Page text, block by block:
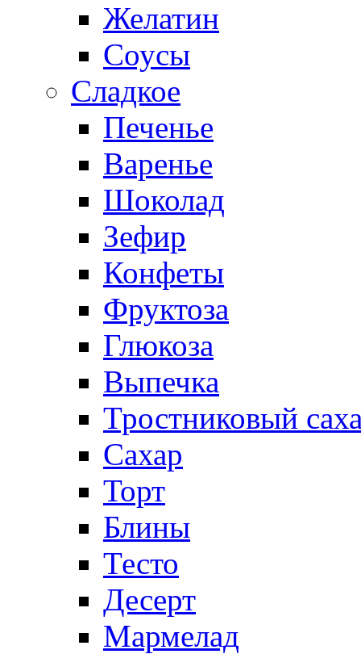
Желатин
Соусы
Сладкое
Печенье
Варенье
Шоколад
Зефир
Конфеты
Фруктоза
Глюкоза
Выпечка
Тростниковый
Сахар
Торт
Блины
Тесто
Десерт
Мармелад